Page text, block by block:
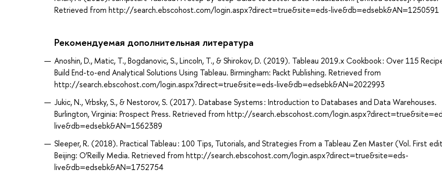
Retrieved from http://search.ebscohost.com/login.aspx?direct=true&site=eds-live&db=edsebk&AN=1250591
Рекомендуемая дополнительная литература
Anoshin, D., Matic, T., Bogdanovic, S., Lincoln, T., & Shirokov, D. (2019). Tableau 2019.x Cookbook : Over 115
Build End-to-end Analytical Solutions Using Tableau. Birmingham: Packt Publishing. Retrieved from
http://search.ebscohost.com/login.aspx?direct=true&site=eds-live&db=edsebk&AN=2022993
Jukic, N., Vrbsky, S., & Nestorov, S. (2017). Database Systems : Introduction to Databases and Data Warehouses.
Burlington, Virginia: Prospect Press. Retrieved from http://search.ebscohost.com/
live&db=edsebk&AN=1562389
Sleeper, R. (2018). Practical Tableau : 100 Tips, Tutorials, and Strategies From a Tableau Zen Master (Vol. First
Beijing: O’Reilly Media. Retrieved from http://search.ebscohost.com/login.aspx?direct=true&site=eds-
live&db=edsebk&AN=1752754